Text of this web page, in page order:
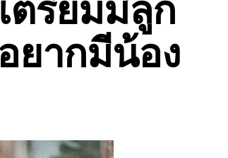
ตรียมมีลูก
ยากมีน้อง